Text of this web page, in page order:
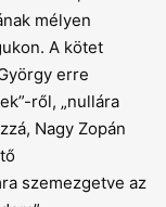
mélyen
A kötet
erre
ről, „nullára
Nagy Zopán
szemezgetve az